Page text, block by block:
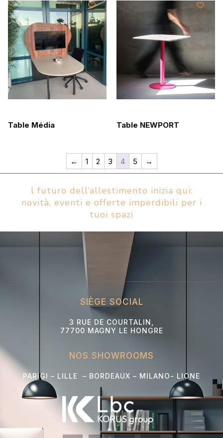
Table Média Table NEWPORT
← 1 2 3 4 5 →
l futuro dell’allestimento inizia qui:
novità, eventi e offerte imperdibili per i
tuoi spazi
SIÈGE SOCIAL
3 RUE DE COURTALIN,
77700 MAGNY LE HONGRE
NOS SHOWROOMS
PARIGI – LILLE – BORDEAUX – MILANO- LIONE